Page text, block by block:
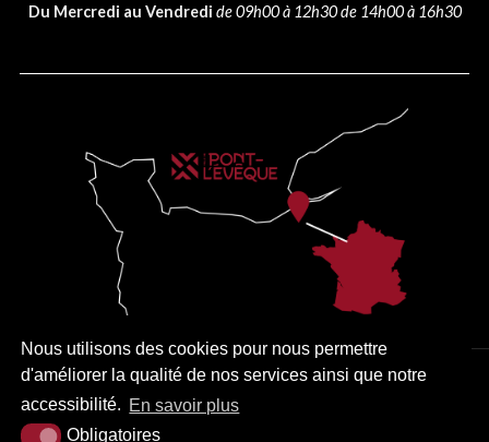
Nous utilisons des cookies pour nous permettre
d'améliorer la qualité de nos services ainsi que notre
accessibilité. En savoir plus
Obligatoires
Du Mercredi au Vendredi de 09h00 à 12h30 de 14h00 à 16h30
PLAN DU SITE MENTIONS LÉGALES ACCESSIBILITÉ